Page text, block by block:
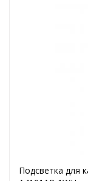
Подсветка для